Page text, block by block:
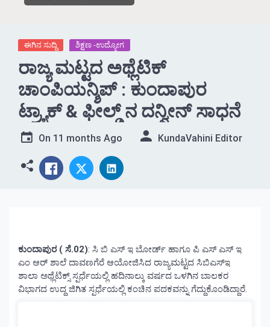
ಈಗಿನ ಸುದ್ದಿ ಶಿಕ್ಷಣ -ಉದ್ಯೋಗ
ರಾಜ್ಯ ಮಟ್ಟದ ಅಥ್ಲೆಟಿಕ್
ಚಾಂಪಿಯನ್ಶಿಪ್ : ಕುಂದಾಪುರ
ಟ್ರ್ಯಾಕ್ & ಫೀಲ್ಡ್ ನ ದನ್ವೀನ್ ಸಾಧನೆ
On 11 months Ago KundaVahini Editor
ಕುಂದಾಪುರ ( ಸೆ.02): ಸಿ ಬಿ ಎಸ್ ಇ ಬೋರ್ಡ್ ಹಾಗೂ ಪಿ ಎಸ್ ಎಸ್ ಇ
ಎಂ ಆರ್ ಶಾಲೆ ದಾವಣಗೆರೆ ಆಯೋಜಿಸಿದ ರಾಜ್ಯಮಟ್ಟದ ಸಿಬಿಎಸ್ಇ
ಶಾಲಾ ಅಥ್ಲೆಟಿಕ್ಸ್ ಸ್ಪರ್ಧೆಯಲ್ಲಿ ಹದಿನಾಲ್ಕು ವರ್ಷದ ಒಳಗಿನ ಬಾಲಕರ
ವಿಭಾಗದ ಉದ್ದ ಜಿಗಿತ ಸ್ಪರ್ಧೆಯಲ್ಲಿ ಕಂಚಿನ ಪದಕವನ್ನು ಗೆದ್ದುಕೊಂಡಿದ್ದಾರೆ.